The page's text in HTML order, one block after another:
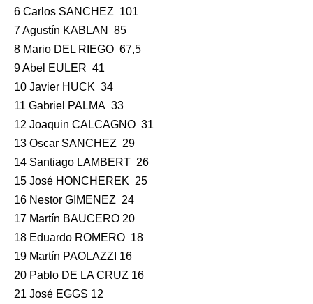
6 Carlos SANCHEZ 101
7 Agustín KABLAN 85
8 Mario DEL RIEGO 67,5
9 Abel EULER 41
10 Javier HUCK 34
11 Gabriel PALMA 33
12 Joaquin CALCAGNO 31
13 Oscar SANCHEZ 29
14 Santiago LAMBERT 26
15 José HONCHEREK 25
16 Nestor GIMENEZ 24
17 Martín BAUCERO 20
18 Eduardo ROMERO 18
19 Martín PAOLAZZI 16
20 Pablo DE LA CRUZ 16
21 José EGGS 12